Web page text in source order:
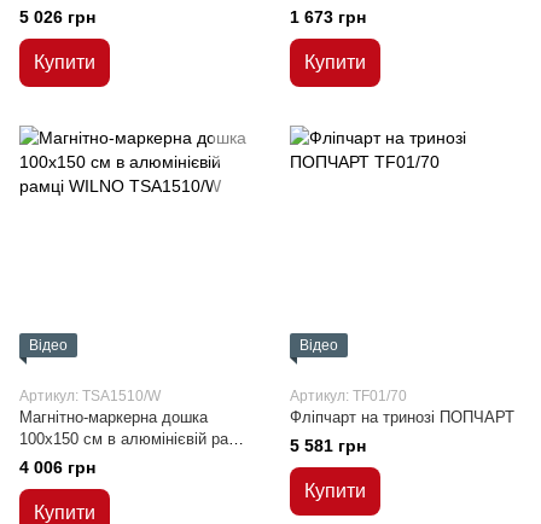
WILNO
5 026 грн
Купити
WILNO
1 673 грн
Купити
Відео
Артикул: TSA1510/W
Магнітно-маркерна дошка
100x150 см в алюмінієвій рамці
WILNO
4 006 грн
Купити
Відео
Артикул: TF01/70
Фліпчарт на тринозі ПОПЧАРТ
5 581 грн
Купити